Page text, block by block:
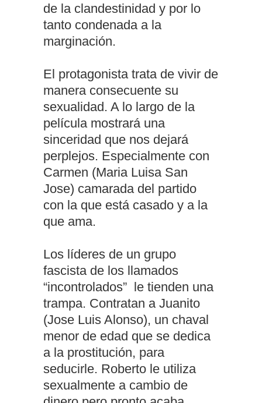
de la clandestinidad y por lo
tanto condenada a la
marginación.
El protagonista trata de vivir de
manera consecuente su
sexualidad. A lo largo de la
película mostrará una
sinceridad que nos dejará
perplejos. Especialmente con
Carmen (Maria Luisa San
Jose) camarada del partido
con la que está casado y a la
que ama.
Los líderes de un grupo
fascista de los llamados
“incontrolados” le tienden una
trampa. Contratan a Juanito
(Jose Luis Alonso), un chaval
menor de edad que se dedica
a la prostitución, para
seducirle. Roberto le utiliza
sexualmente a cambio de